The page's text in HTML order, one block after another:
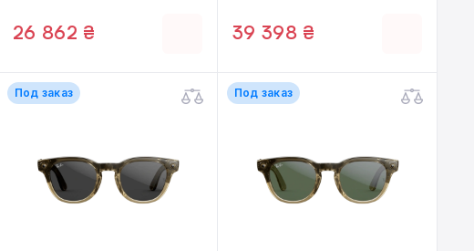
Transitions Lenses
26 862 ₴ 39 398 ₴
Под заказ Под заказ